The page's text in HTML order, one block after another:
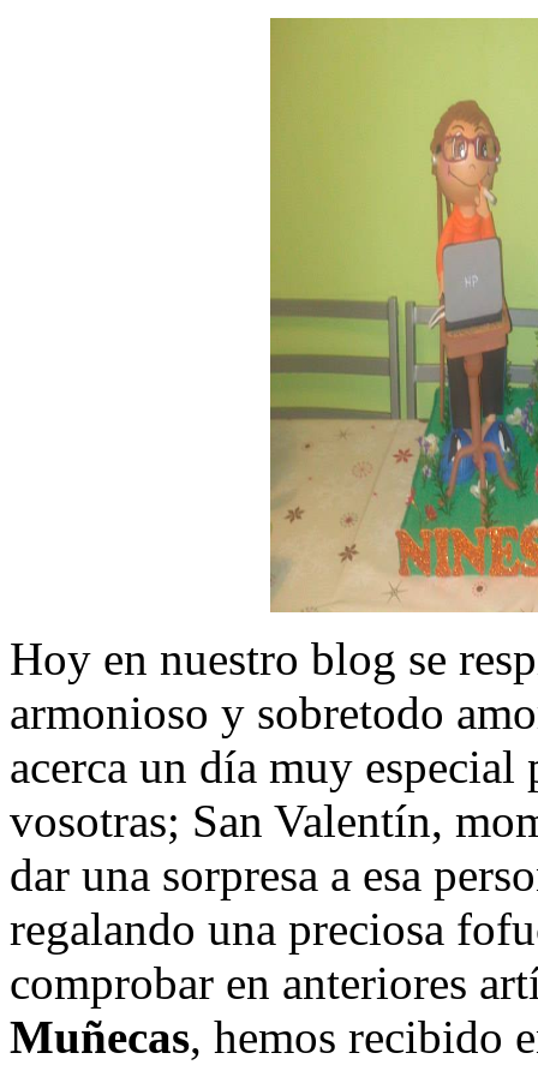
Hoy en nuestro blog se
armonioso y sobretodo
acerca un día muy
vosotras; San Valentín,
dar una sorpresa a esa
regalando una preciosa
comprobar en anteriores
Muñecas, hemos recibido